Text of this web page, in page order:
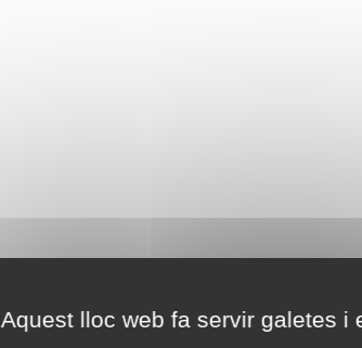
Aquest lloc web fa servir galetes i